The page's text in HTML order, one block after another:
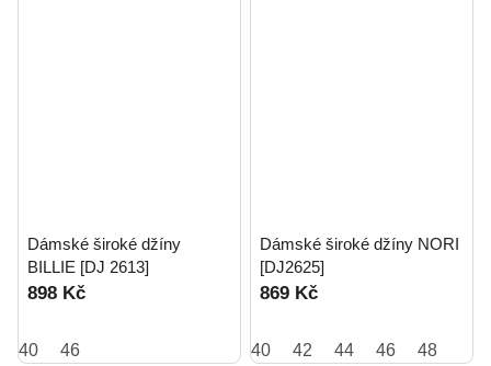
Dámské široké džíny
BILLIE [DJ 2613]
898 Kč
40 46
Dámské široké džíny NORI
[DJ2625]
869 Kč
40 42 44 46 48